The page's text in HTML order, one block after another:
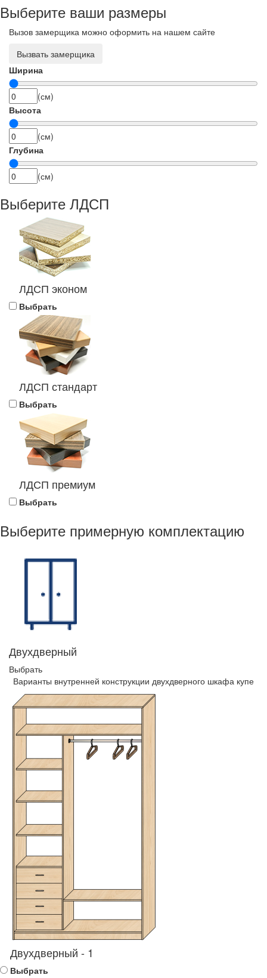
Выберите ваши размеры
Вызов замерщика можно оформить на нашем сайте
Вызвать замерщика
Ширина
(см)
Высота
(см)
Глубина
(см)
Выберите ЛДСП
ЛДСП эконом
Выбрать
ЛДСП стандарт
Выбрать
ЛДСП премиум
Выбрать
Выберите примерную комплектацию
Двухдверный
Выбрать
Варианты внутренней конструкции двухдверного шкафа купе
Двухдверный - 1
Выбрать